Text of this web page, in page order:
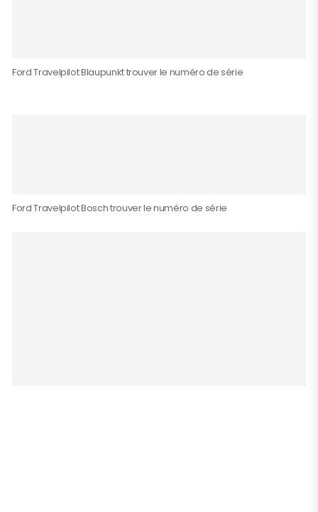
Ford Travelpilot Blaupunkt trouver le numéro de série
Ford Travelpilot Bosch trouver le numéro de série